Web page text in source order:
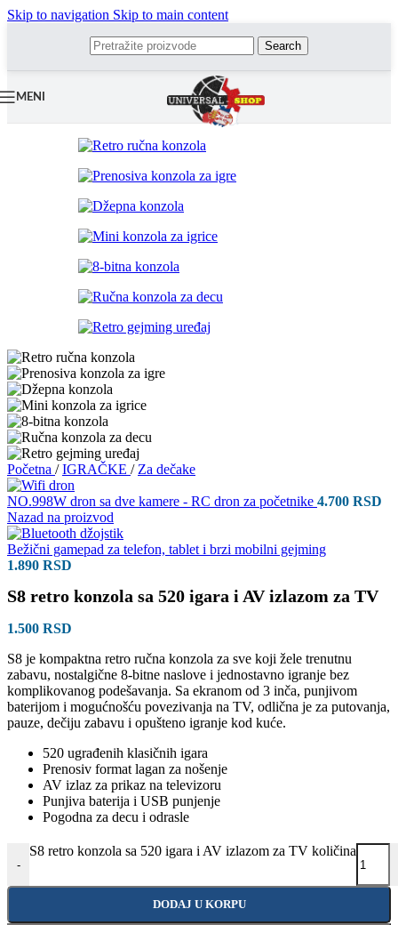
Skip to navigation Skip to main content
Search
MENI
Početna / IGRAČKE / Za dečake
NO.998W dron sa dve kamere - RC dron za početnike 4.700 RSD
Nazad na proizvod
Bežični gamepad za telefon, tablet i brzi mobilni gejming
1.890 RSD
S8 retro konzola sa 520 igara i AV izlazom za TV
1.500 RSD
S8 je kompaktna retro ručna konzola za sve koji žele trenutnu
zabavu, nostalgične 8-bitne naslove i jednostavno igranje bez
komplikovanog podešavanja. Sa ekranom od 3 inča, punjivom
baterijom i mogućnošću povezivanja na TV, odlična je za putovanja,
pauze, dečiju zabavu i opušteno igranje kod kuće.
520 ugrađenih klasičnih igara
Prenosiv format lagan za nošenje
AV izlaz za prikaz na televizoru
Punjiva baterija i USB punjenje
Pogodna za decu i odrasle
-
S8 retro konzola sa 520 igara i AV izlazom za TV količina
DODAJ U KORPU